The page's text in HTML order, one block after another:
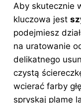
Aby skutecznie
kluczowa jest
podejmiesz
na uratowanie
delikatnego
czystą
wcierać farby
spryskaj plamę